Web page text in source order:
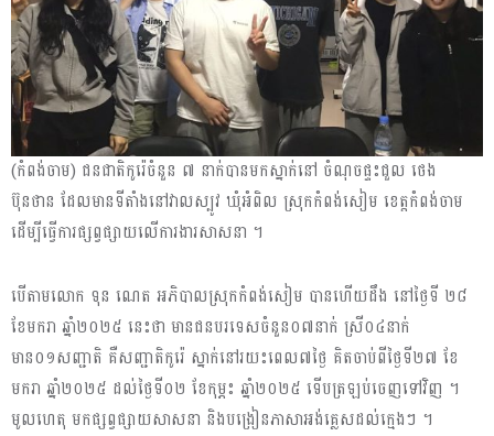
(កំពង់ចាម) ជនជាតិកូរ៉េចំនួន ៧ នាក់បានមកស្នាក់នៅ ចំណុចផ្ទះជួល ថេង
ប៊ុនថាន ដែលមានទីតាំងនៅវាលស្បូវ ឃុំអំពិល ស្រុកកំពង់សៀម ខេត្តកំពង់ចាម
ដើម្បីធ្វើការផ្សព្វផ្សាយលើការងារសាសនា ។
បើតាមលោក ទុន ណេត អភិបាលស្រុកកំពង់សៀម បានហើយដឹង នៅថ្ងៃទី ២៨
ខែមករា ឆ្នាំ២០២៥ នេះថា មានជនបរទេសចំនួន០៧នាក់ ស្រី០៤នាក់
មាន០១សញ្ជាតិ គឺសញ្ជាតិកូរ៉េ ស្នាក់នៅរយះពេល៧ថ្ងៃ គិតចាប់ពីថ្ងៃទី២៧ ខែ
មករា ឆ្នាំ២០២៥ ដល់ថ្ងៃទី០២ ខែកុម្ភះ ឆ្នាំ២០២៥ ទើបត្រឡប់ចេញទៅវិញ ។
មូលហេតុ មកផ្សព្វផ្សាយសាសនា និងបង្រៀនភាសាអង់គ្លេសដល់ក្មេងៗ ។